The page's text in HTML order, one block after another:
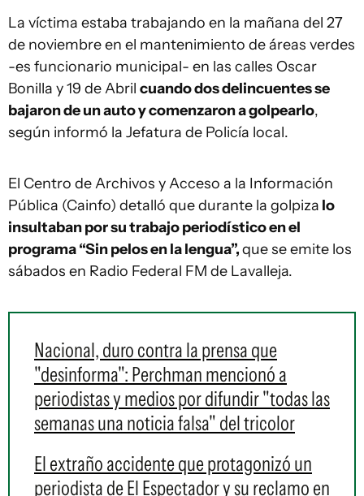
La víctima estaba trabajando en la mañana del 27
de noviembre en el mantenimiento de áreas verdes
-es funcionario municipal- en las calles Oscar
Bonilla y 19 de Abril cuando dos delincuentes se
bajaron de un auto y comenzaron a golpearlo,
según informó la Jefatura de Policía local.
El Centro de Archivos y Acceso a la Información
Pública (Cainfo) detalló que durante la golpiza lo
insultaban por su trabajo periodístico en el
programa “Sin pelos en la lengua”,que se emite los
sábados en Radio Federal FM de Lavalleja.
Nacional, duro contra la prensa que
"desinforma": Perchman mencionó a
periodistas y medios por difundir "todas las
semanas una noticia falsa" del tricolor
El extraño accidente que protagonizó un
periodista de El Espectador y su reclamo en